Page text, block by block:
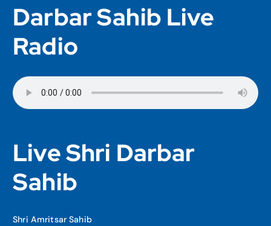
Darbar Sahib Live
Radio
Live Shri Darbar
Sahib
Shri Amritsar Sahib